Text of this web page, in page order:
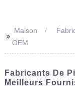
>>
Maison
OEM
Fabricants De
Meilleurs